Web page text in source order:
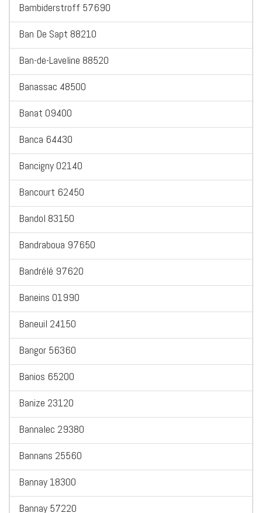
Bambiderstroff 57690
Ban De Sapt 88210
Ban-de-Laveline 88520
Banassac 48500
Banat 09400
Banca 64430
Bancigny 02140
Bancourt 62450
Bandol 83150
Bandraboua 97650
Bandrélé 97620
Baneins 01990
Baneuil 24150
Bangor 56360
Banios 65200
Banize 23120
Bannalec 29380
Bannans 25560
Bannay 18300
Bannay 57220